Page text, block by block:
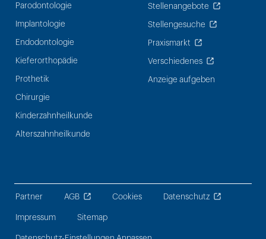
Parodontologie
Implantologie
Endodontologie
Kieferorthopädie
Prothetik
Chirurgie
Kinderzahnheilkunde
Alterszahnheilkunde
Stellenangebote
Stellengesuche
Praxismarkt
Verschiedenes
Anzeige aufgeben
Partner AGB Cookies Datenschutz
Impressum Sitemap